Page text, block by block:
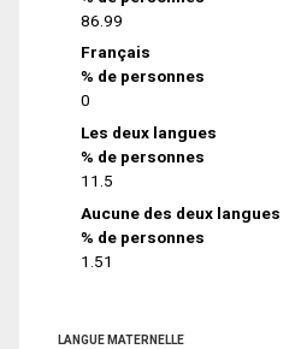
86.99
Français
% de personnes
0
Les deux langues
% de personnes
11.5
Aucune des deux langues
% de personnes
1.51
LANGUE MATERNELLE